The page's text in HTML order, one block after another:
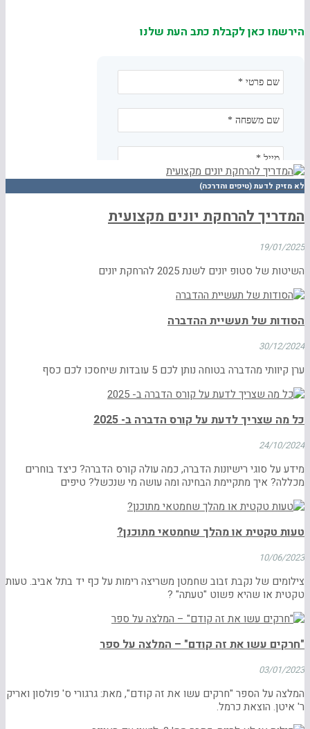
הירשמו כאן לקבלת כתב העת שלנו
לא מזיק לדעת (טיפים והדרכה)
המדריך להרחקת יונים מקצועית
19/01/2025
השיטות של סטופ יונים לשנת 2025 להרחקת יונים
הסודות של תעשיית ההדברה
30/12/2024
ערן קיוותי מהדברה בטוחה נותן לכם 5 עובדות שיחסכו לכם כסף
כל מה שצריך לדעת על קורס הדברה ב- 2025
24/10/2024
מידע על סוגי רישיונות הדברה, כמה עולה קורס הדברה? כיצד בוחרים
מכללה? איך מתקיימת הבחינה ומה עושה מי שנכשל? טיפים
טעות טקטית או מהלך שחמטאי מתוכנן?
10/06/2023
צילומים של נקבת זבוב שחמטן משריצה רימות על כף יד בתל אביב. טעות
טקטית או שהיא פשוט "טעתה" ?
"חרקים עשו את זה קודם" – המלצה על ספר
03/01/2023
המלצה על הספר "חרקים עשו את זה קודם", מאת: גרגורי ס' פולסון ואריק
ר' איטן. הוצאת כרמל.